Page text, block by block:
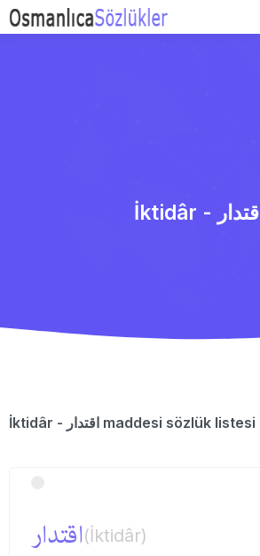
İktidâr - اقتدار
İktidâr - اقتدار maddesi sözlük listesi
اقتدار(İktidâr)